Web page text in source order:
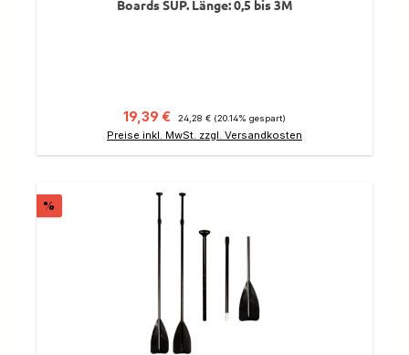
Boards SUP. Länge: 0,5 bis 3M
Verkaufspreis:
19,39 € 24,28 € (20.14% gespart)
Preise inkl. MwSt. zzgl. Versandkosten
%